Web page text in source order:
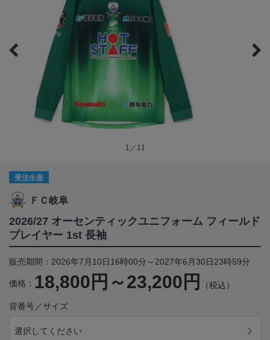
1／11
受注生産
ＦＣ岐阜
2026/27 オーセンティックユニフォーム フィールド
プレイヤー 1st 長袖
販売期間：2026年7月10日16時00分～2027年6月30日23時59分
価格： 18,800円～23,200円 （税込）
背番号／サイズ
選択してください